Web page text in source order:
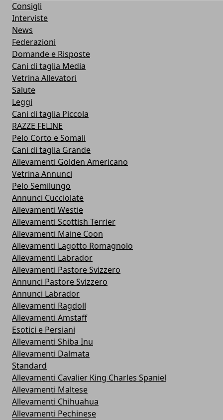
Consigli
Interviste
News
Federazioni
Domande e Risposte
Cani di taglia Media
Vetrina Allevatori
Salute
Leggi
Cani di taglia Piccola
RAZZE FELINE
Pelo Corto e Somali
Cani di taglia Grande
Allevamenti Golden Americano
Vetrina Annunci
Pelo Semilungo
Annunci Cucciolate
Allevamenti Westie
Allevamenti Scottish Terrier
Allevamenti Maine Coon
Allevamenti Lagotto Romagnolo
Allevamenti Labrador
Allevamenti Pastore Svizzero
Annunci Pastore Svizzero
Annunci Labrador
Allevamenti Ragdoll
Allevamenti Amstaff
Esotici e Persiani
Allevamenti Shiba Inu
Allevamenti Dalmata
Standard
Allevamenti Cavalier King Charles Spaniel
Allevamenti Maltese
Allevamenti Chihuahua
Allevamenti Pechinese